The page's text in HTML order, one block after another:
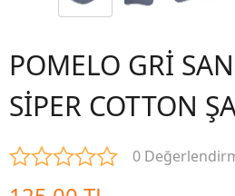
POMELO GRİ
SİPER COTTON
0